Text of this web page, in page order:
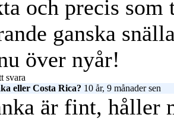
och precis som
ganska
över nyår!
svara
eller Costa Rica? 10 år, 9 månader sen
är fint, håller